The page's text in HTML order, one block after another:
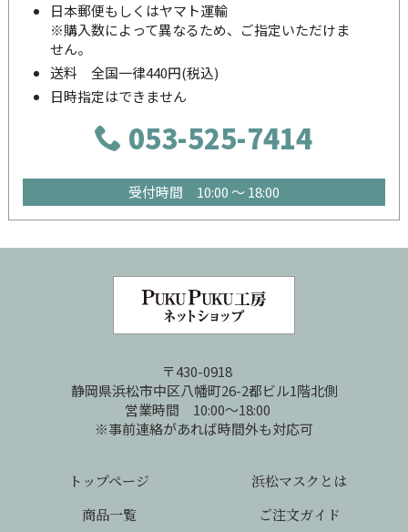
日本郵便もしくはヤマト運輸
※購入数によって異なるため、ご指定いただけま
せん。
送料 全国一律440円(税込)
日時指定はできません
053-525-7414
受付時間 10:00 ～ 18:00
〒430-0918
静岡県浜松市中区八幡町26-2都ビル1階北側
営業時間 10:00～18:00
※事前連絡があれば時間外も対応可
トップページ
浜松マスクとは
商品一覧
ご注文ガイド